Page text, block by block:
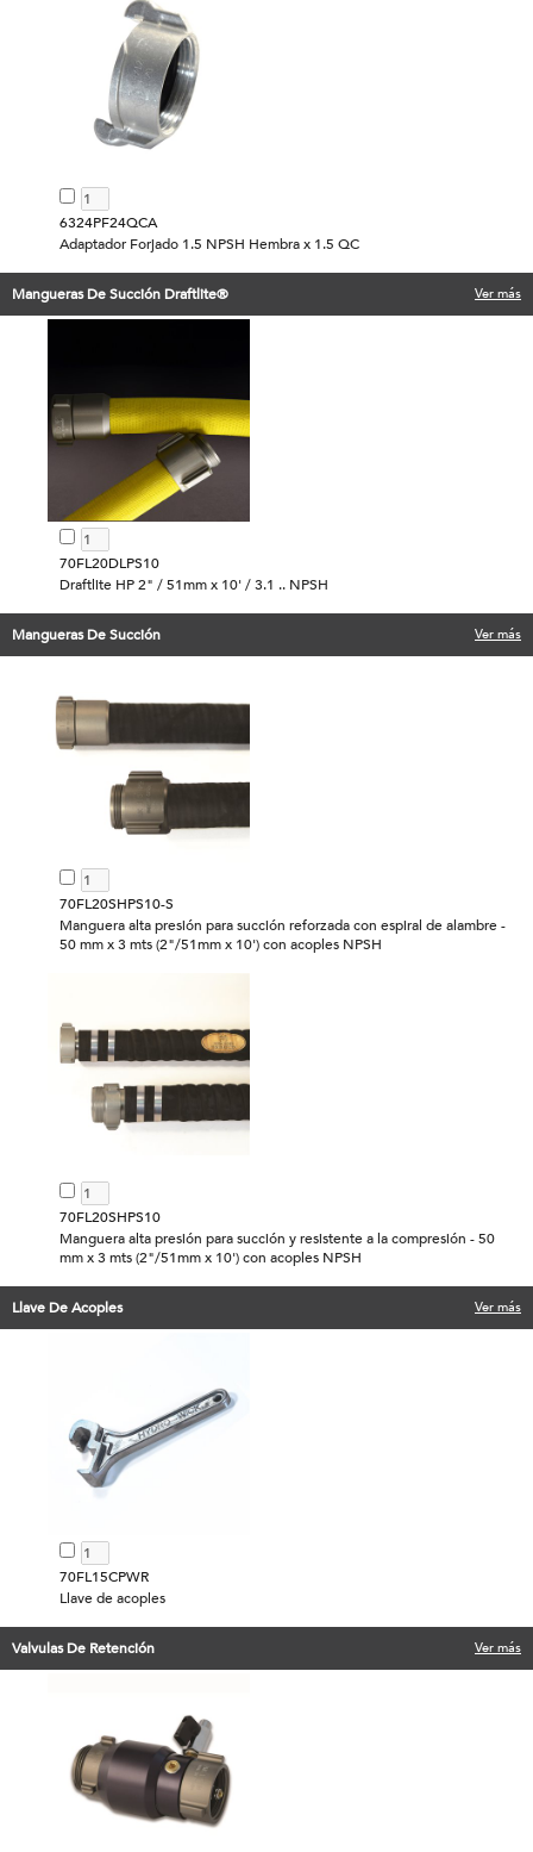
6324PF24QCA
Adaptador Forjado 1.5 NPSH Hembra x 1.5 QC
Mangueras De Succión Draftlite® Ver más
70FL20DLPS10
Draftlite HP 2" / 51mm x 10' / 3.1 .. NPSH
Mangueras De Succión Ver más
70FL20SHPS10-S
Manguera alta presión para succión reforzada con espiral de alambre -
50 mm x 3 mts (2"/51mm x 10') con acoples NPSH
70FL20SHPS10
Manguera alta presión para succión y resistente a la compresión - 50
mm x 3 mts (2"/51mm x 10') con acoples NPSH
Llave De Acoples Ver más
70FL15CPWR
Llave de acoples
Valvulas De Retención Ver más